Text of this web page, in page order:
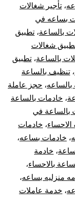
، تأجير شغالات
بساعه في
بالساعة، تطبيق
شغالات
بالساعة، تطبيق
، تنظيف بالساعة
، حجز عاملة
، خادمات بالساعة
بالساعة في
، خادمات
، خادمات بساعه،
، خادمة
بالاحساء،
منزليه بساعه،
، خدمة عاملات